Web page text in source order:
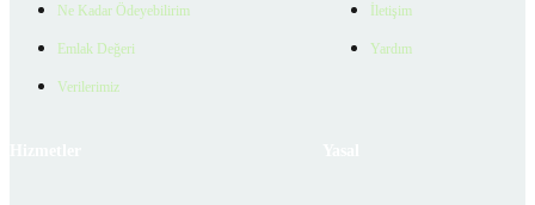
Ne Kadar Ödeyebilirim
Emlak Değeri
Verilerimiz
İletişim
Yardım